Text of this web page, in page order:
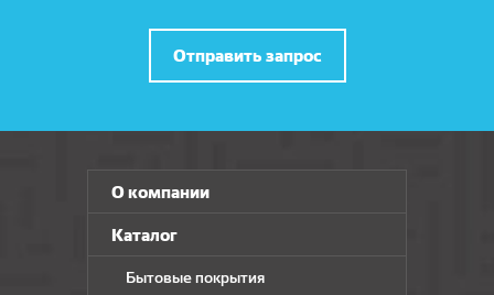
Отправить запрос
О компании
Каталог
Бытовые покрытия